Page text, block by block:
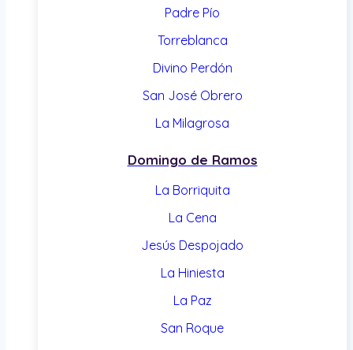
Padre Pío
Torreblanca
Divino Perdón
San José Obrero
La Milagrosa
Domingo de Ramos
La Borriquita
La Cena
Jesús Despojado
La Hiniesta
La Paz
San Roque